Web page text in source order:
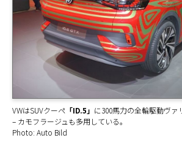
VWはSUVクーペ 「ID.5」 に300馬力の全輪駆動ヴァ
– カモフラージュも多用している。
Photo: Auto Bild